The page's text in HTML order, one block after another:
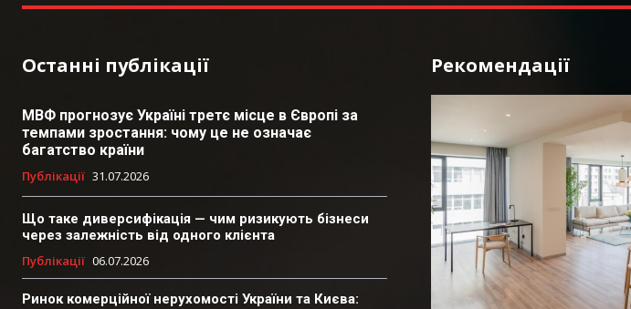
Останні публікації
МВФ прогнозує Україні третє місце в Європі за
темпами зростання: чому це не означає
багатство країни
Публікації 31.07.2026
Що таке диверсифікація — чим ризикують бізнеси
через залежність від одного клієнта
Публікації 06.07.2026
Ринок комерційної нерухомості України та Києва:
Рекомендації